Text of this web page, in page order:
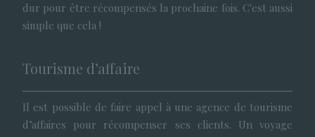
dur pour être récompensés la prochaine fois. C'est aussi
simple que cela !
Tourisme d’affaire
Il est possible de faire appel à une agence de tourisme
d’affaires pour récompenser ses clients. Un voyage